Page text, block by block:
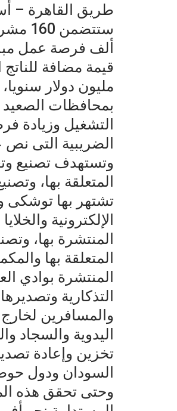
طريق القاهرة –
مليون دولار
بمحافظات الصعيد
التشغيل وزيادة
الضريبية التى نص
وتستهدف تصنيع
المتعلقة بها،
تشتهر بها توشكى
المنتشرة بها،
المتعلقة بها
المنتشرة بوادي
التذكارية
والمسافرين
اليدوية والسجاد
تخزين وإعادة
السودان ودول
وحتى تحقق هذه